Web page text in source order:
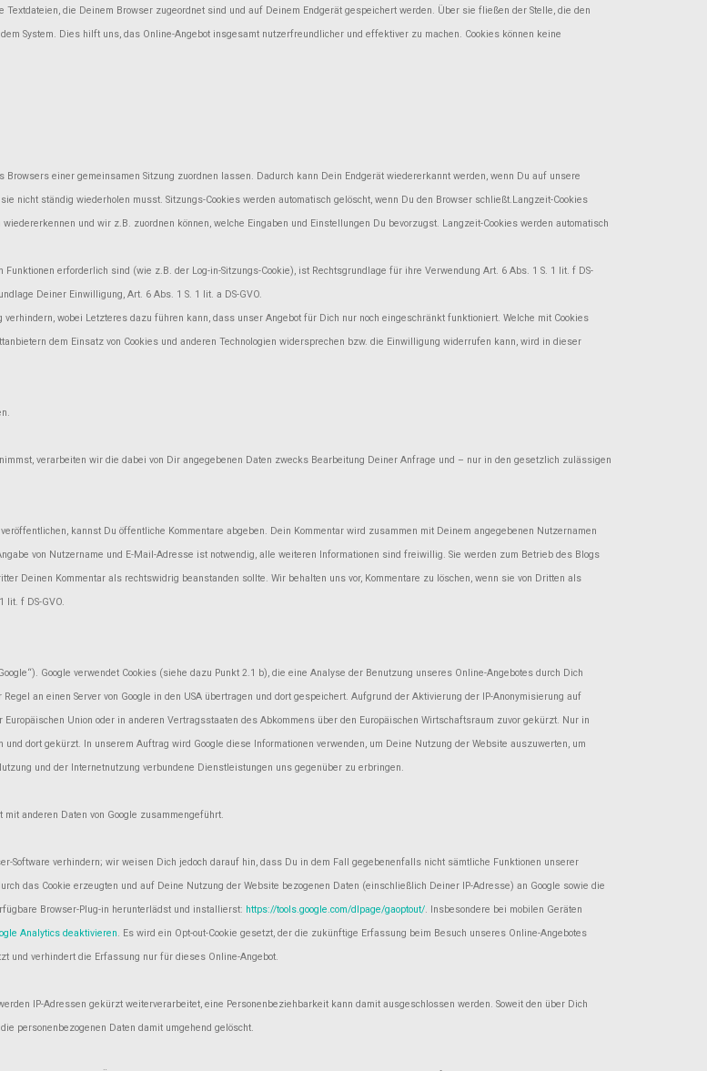
die Deinem Browser zugeordnet sind und auf Deinem Endgerät gespeichert werden. Über sie fließen der Stelle, die den
System. Dies hilft uns, das Online-Angebot insgesamt nutzerfreundlicher und effektiver zu machen. Cookies können keine
einer gemeinsamen Sitzung zuordnen lassen. Dadurch kann Dein Endgerät wiedererkannt werden, wenn Du auf unsere
nicht ständig wiederholen musst. Sitzungs-Cookies werden automatisch gelöscht, wenn Du den Browser schließt.Langzeit-Cookies
und wir z.B. zuordnen können, welche Eingaben und Einstellungen Du bevorzugst. Langzeit-Cookies werden automatisch
erforderlich sind (wie z.B. der Log-in-Sitzungs-Cookie), ist Rechtsgrundlage für ihre Verwendung Art. 6 Abs. 1 S. 1 lit. f DS-
Deiner Einwilligung, Art. 6 Abs. 1 S. 1 lit. a DS-GVO.
wobei Letzteres dazu führen kann, dass unser Angebot für Dich nur noch eingeschränkt funktioniert. Welche mit Cookies
dem Einsatz von Cookies und anderen Technologien widersprechen bzw. die Einwilligung widerrufen kann, wird in dieser
verarbeiten wir die dabei von Dir angegebenen Daten zwecks Bearbeitung Deiner Anfrage und – nur in den gesetzlich zulässigen
kannst Du öffentliche Kommentare abgeben. Dein Kommentar wird zusammen mit Deinem angegebenen Nutzernamen
von Nutzername und E-Mail-Adresse ist notwendig, alle weiteren Informationen sind freiwillig. Sie werden zum Betrieb des Blogs
Deinen Kommentar als rechtswidrig beanstanden sollte. Wir behalten uns vor, Kommentare zu löschen, wenn sie von Dritten als
lit. f DS-GVO.
Google verwendet Cookies (siehe dazu Punkt 2.1 b), die eine Analyse der Benutzung unseres Online-Angebotes durch Dich
an einen Server von Google in den USA übertragen und dort gespeichert. Aufgrund der Aktivierung der IP-Anonymisierung auf
Union oder in anderen Vertragsstaaten des Abkommens über den Europäischen Wirtschaftsraum zuvor gekürzt. Nur in
dort gekürzt. In unserem Auftrag wird Google diese Informationen verwenden, um Deine Nutzung der Website auszuwerten, um
und der Internetnutzung verbundene Dienstleistungen uns gegenüber zu erbringen.
anderen Daten von Google zusammengeführt.
Software verhindern; wir weisen Dich jedoch darauf hin, dass Du in dem Fall gegebenenfalls nicht sämtliche Funktionen unserer
das Cookie erzeugten und auf Deine Nutzung der Website bezogenen Daten (einschließlich Deiner IP-Adresse) an Google sowie die
Browser-Plug-in herunterlädst und installierst: https://tools.google.com/dlpage/gaoptout/. Insbesondere bei mobilen Geräten
Analytics deaktivieren. Es wird ein Opt-out-Cookie gesetzt, der die zukünftige Erfassung beim Besuch unseres Online-Angebotes
und verhindert die Erfassung nur für dieses Online-Angebot.
IP-Adressen gekürzt weiterverarbeitet, eine Personenbeziehbarkeit kann damit ausgeschlossen werden. Soweit den über Dich
personenbezogenen Daten damit umgehend gelöscht.